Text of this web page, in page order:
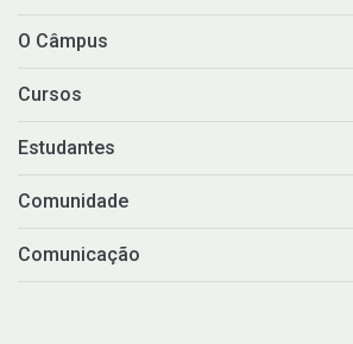
O Câmpus
Cursos
Estudantes
Comunidade
Comunicação